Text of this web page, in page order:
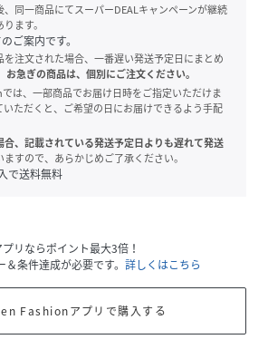
同一商品にてスーパーDEALキャンペーンが継続
ます。
ご案内です。
注文された場合、一番遅い発送予定日にまとめ
お急ぎの商品は、個別にご注文ください。
は、一部商品でお届け日時をご指定いただけま
いただくと、ご希望の日にお届けできるよう手配
、記載されている発送予定日よりも遅れて発送
すので、あらかじめご了承ください。
で送料無料
プリならポイント最大3倍！
条件達成が必要です。 詳しくはこちら
Fashionアプリで購入する